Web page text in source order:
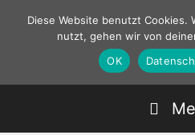
Inhalt
Diese Website benutzt Cookies.
nutzt, gehen wir von
OK